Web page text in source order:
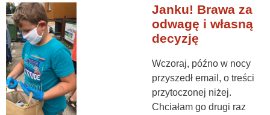
Janku! Brawa za
odwagę i własną
decyzję
Wczoraj, późno w nocy
przyszedł email, o treści
przytoczonej niżej.
Chciałam go drugi raz